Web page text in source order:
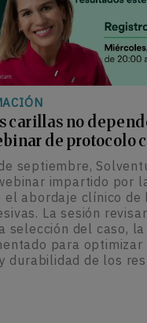
carillas no
de protocolo
septiembre,
impartido por
el abordaje clínico de
La sesión
selección del caso,
para optimizar
durabilidad de los